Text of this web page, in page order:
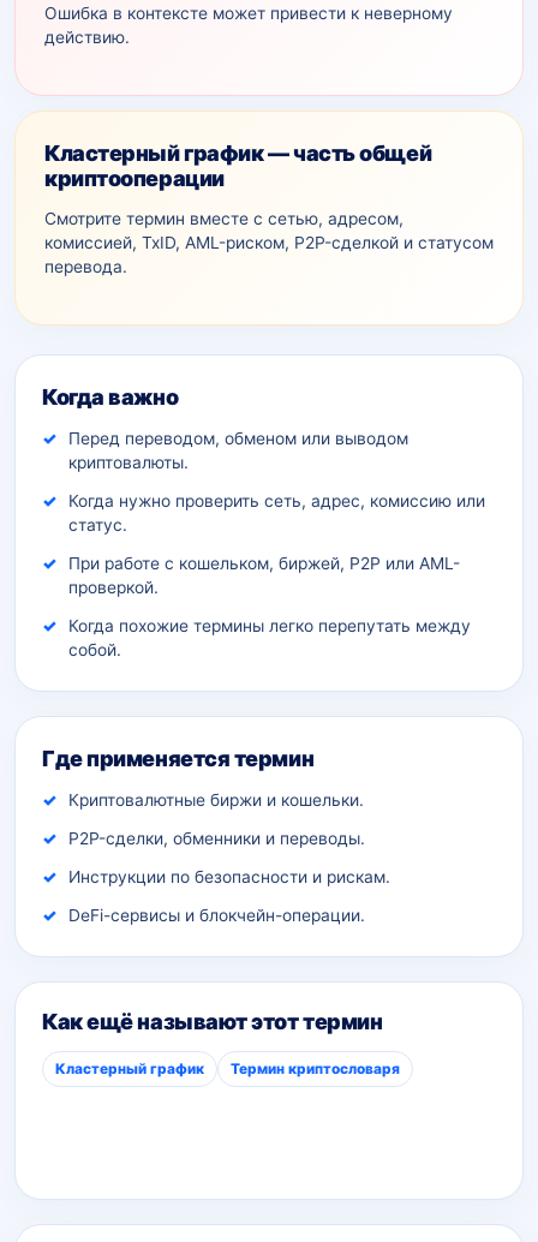
Ошибка в контексте может привести к неверному
действию.
Кластерный график — часть общей
криптооперации
Смотрите термин вместе с сетью, адресом,
комиссией, TxID, AML-рискoм, P2P-сделкой и статусом
перевода.
Дополнительный контекст
Когда важно
Перед переводом, обменом или выводом
криптовалюты.
Когда нужно проверить сеть, адрес, комиссию или
статус.
При работе с кошельком, биржей, P2P или AML-
проверкой.
Когда похожие термины легко перепутать между
собой.
Где применяется термин
Криптовалютные биржи и кошельки.
P2P-сделки, обменники и переводы.
Инструкции по безопасности и рискам.
DeFi-сервисы и блокчейн-операции.
Как ещё называют этот термин
Кластерный график Термин криптословаря